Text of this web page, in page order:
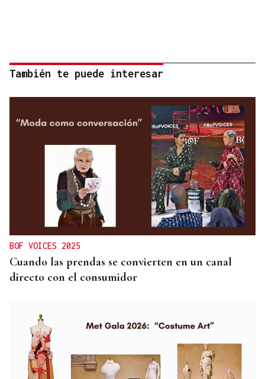
También te puede interesar
BOF VOICES 2025
Cuando las prendas se convierten en un canal
directo con el consumidor